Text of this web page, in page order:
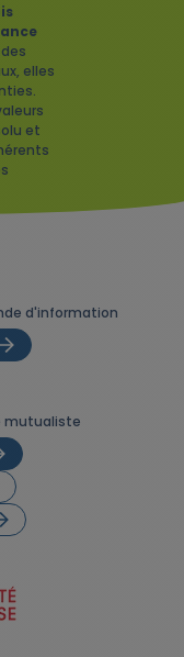
elles
et
d'information
mutualiste